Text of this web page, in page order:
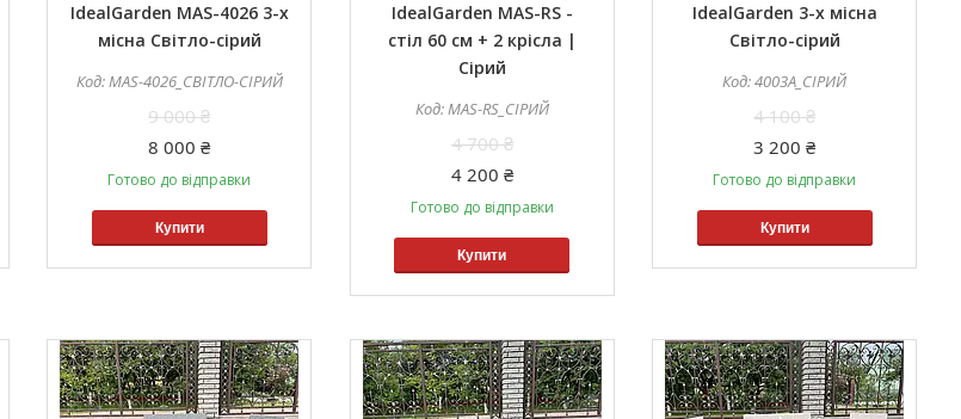
IdealGarden MAS-4026 3-х
місна Світло-сірий
MAS-4026_СВІТЛО-СІРИЙ
9 000 ₴
8 000 ₴
Готово до відправки
Купити
IdealGarden MAS-RS -
стіл 60 см + 2 крісла |
Сірий
MAS-RS_СІРИЙ
4 700 ₴
4 200 ₴
Готово до відправки
Купити
IdealGarden 3-х місна
Світло-сірий
4003A_СІРИЙ
4 100 ₴
3 200 ₴
Готово до відправки
Купити